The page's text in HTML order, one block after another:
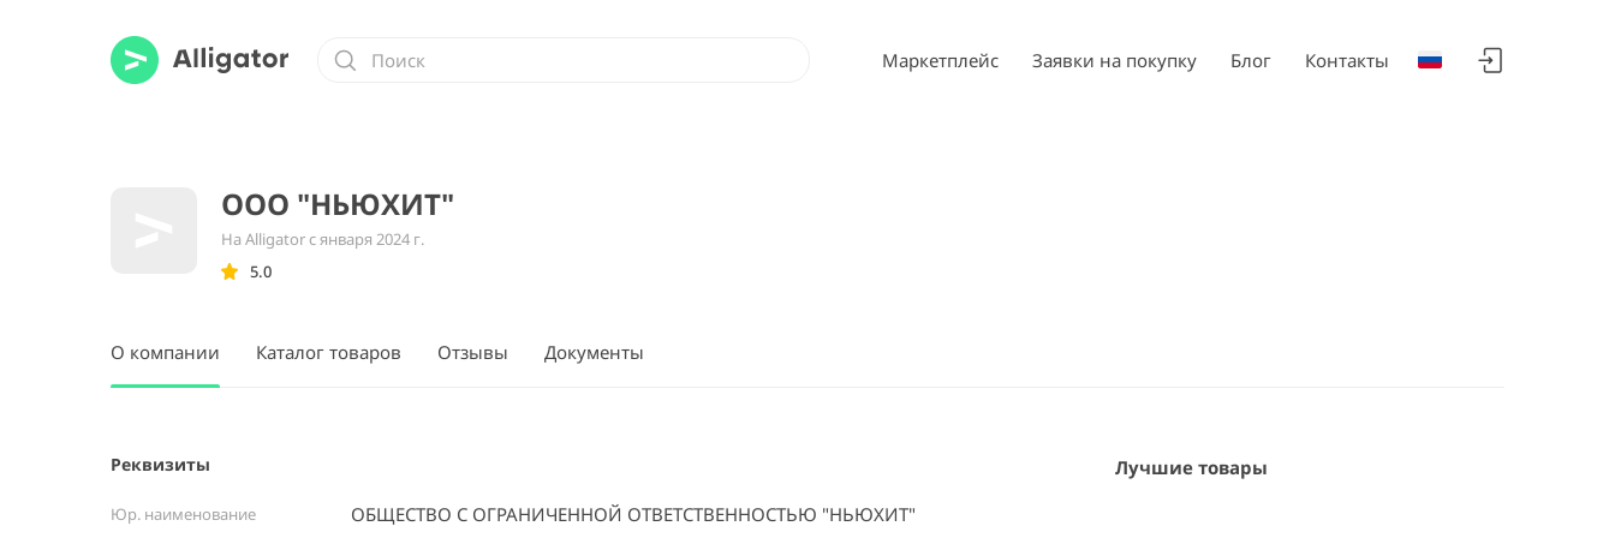
Маркетплейс Заявки на покупку Блог Контакты
ООО "НЬЮХИТ"
На Alligator с января 2024 г.
5.0
О компании Каталог товаров Отзывы Документы
Реквизиты
Юр. наименование ОБЩЕСТВО С ОГРАНИЧЕННОЙ ОТВЕТСТВЕННОСТЬЮ "НЬЮХИТ"
Лучшие товары